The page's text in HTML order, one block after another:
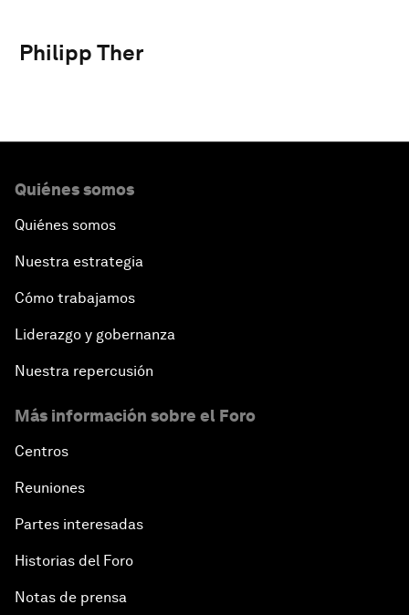
Philipp Ther
Quiénes somos
Quiénes somos
Nuestra estrategia
Cómo trabajamos
Liderazgo y gobernanza
Nuestra repercusión
Más información sobre el Foro
Centros
Reuniones
Partes interesadas
Historias del Foro
Notas de prensa